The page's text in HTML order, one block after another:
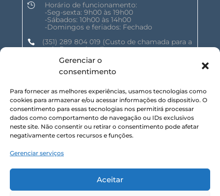
Gerenciar o
consentimento
Para fornecer as melhores experiências, usamos tecnologias como
cookies para armazenar e/ou acessar informações do dispositivo. O
consentimento para essas tecnologias nos permitirá processar
dados como comportamento de navegação ou IDs exclusivos
neste site. Não consentir ou retirar o consentimento pode afetar
negativamente certos recursos e funções.
Gerenciar serviços
Aceitar

Horário de funcionamento:
-Seg-sexta: 9h00 às 19h00
-Sábados: 10h00 às 14h00
-Domingos e feriados: Fechado
 (351) 289 804 019 (Custo de chamada para a
rede fixa nacional)
geral@shalomnature.com
SIGA-NOS NAS REDES SOCIAIS :
SUBSCREVA NOSSA NEWSLETTER :